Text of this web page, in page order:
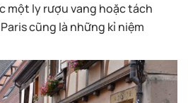
ly rượu vang hoặc tách
cũng là những kỉ niệm